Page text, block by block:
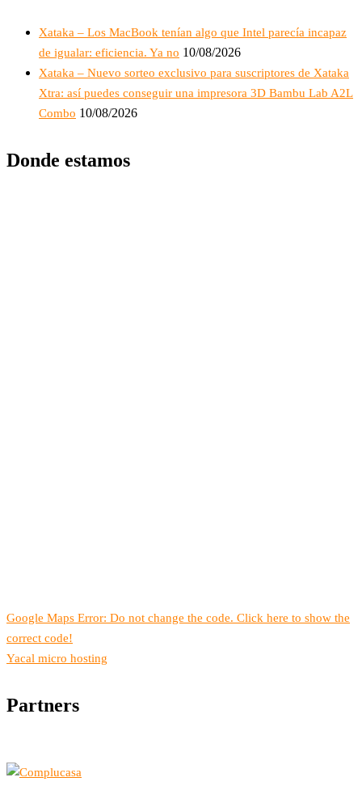
Xataka – Los MacBook tenían algo que Intel parecía incapaz
de igualar: eficiencia. Ya no 10/08/2026
Xataka – Nuevo sorteo exclusivo para suscriptores de Xataka
Xtra: así puedes conseguir una impresora 3D Bambu Lab A2L
Combo 10/08/2026
Donde estamos
Google Maps Error: Do not change the code. Click here to show the
correct code!
Yacal micro hosting
Partners